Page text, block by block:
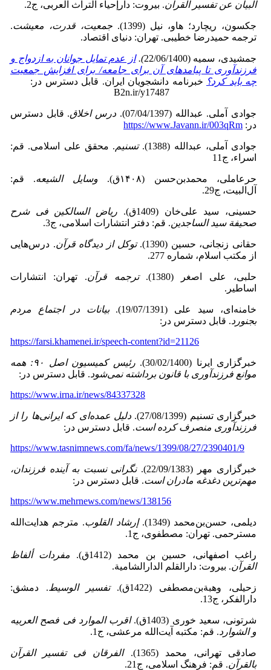
البیان‌ عن‌ تفسیر القرآن. بیروت: دارإحیاء التراث العربی، ج2.
جکسون، ریچارد؛ هاو، نیل (1399). جمعیت، قدرت، معیشت.
ترجمه حمیدرضا خطیبی. تهران: دنیای اقتصاد.
جمشیدی، سمیه (22/06/1400 ).از عدم تمایل جوانان به ازدواج و
فرزندآوری تا پیامدهای آن برای جامعه/ برای افزایش جمعیت
چه باید کرد؟ خبرنامه دانشجویان ایران. قابل دسترس در:
جوادی ‌آملی. عبدالله (07/04/1397). درس ‌اخلاق. قابل دسترس
در: https://www.Javann.ir/003qRm
جوادی ‌آملی، عبدالله (1388). تسنیم. محقق علی اسلامی. قم:
اسراء، ج11
حرعاملی، محمدبن‌حسن (۱۴۰۸ق). وسایل الشیعه. قم:
آل‌البیت، ج29.
حسینی، سید علی‌خان (1409ق).
ریاض‌ السالکین فی‌ شرح
صحیفة سید الساجدین. قم: دفتر انتشارات اسلامی، ج3.
حقانی ‌زنجانی، حسین (1390). توکل از دیدگاه قرآن. درس‌هایی
از مکتب اسلام، شماره 277.
حلبى، على اصغر (1380). ترجمه ‌قرآن. تهران: انتشارات
‌اساطیر.
خامنه‌ای، سید علی (19/07/1391).
بیانات در اجتماع مردم
بجنورد. قابل دسترس در:
https://farsi.khamenei.ir/speech-content?id=21126
خبرگزاری ‌ایرنا (30/02/1400).‏
رئیس کمیسیون اصل ۹۰: همه
موانع فرزندآوری با قانون برداشته نمی‌شود. قابل دسترس در:
https://www.irna.ir/news/84337328
خبرگزاری‌ تسنیم (27/08/1399).
دلیل عمده‌ای که ایرانی‌ها را از
فرزندآوری منصرف کرده است. قابل دسترس در:
https://www.tasnimnews.com/fa/news/1399/08/27/2390401/9
خبرگزاری مهر (22/09/1383).
نگرانی نسبت به آینده فرزندان،
مهم‌ترین دغدغه مادران است. قابل دسترس در:
https://www.mehrnews.com/news/138156
دیلمى، حسن‌بن‌محمد (1349). إرشاد القلوب. مترجم هدایت‌الله
مسترحمى. تهران: مصطفوى، ج1.
راغب ‌اصفهانى، حسین بن محمد (1412ق).
مفردات ألفاظ
القرآن. بیروت: دارالقلم الدارالشامیة.
زحیلى، وهبةبن‌مصطفى (1422ق). تفسیر الوسیط. دمشق:
دارالفکر، ج13.
شرتونی، سعید خوری (1403ق).
اقرب ‌الموارد فی ‌فصح ‌العربیه
‌و الشوارد. قم: مکتبه آیت‌الله مرعشی، ج1.
صادقى ‌تهرانى، محمد (1365).
الفرقان فى تفسیر القرآن
‌بالقرآن. قم: فرهنگ اسلامى، ج21.